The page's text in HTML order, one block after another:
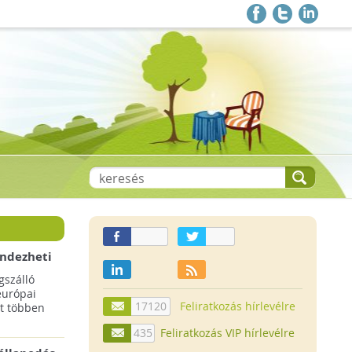
többen
17120
Feliratkozás hírlevélre
435
Feliratkozás VIP hírlevélre